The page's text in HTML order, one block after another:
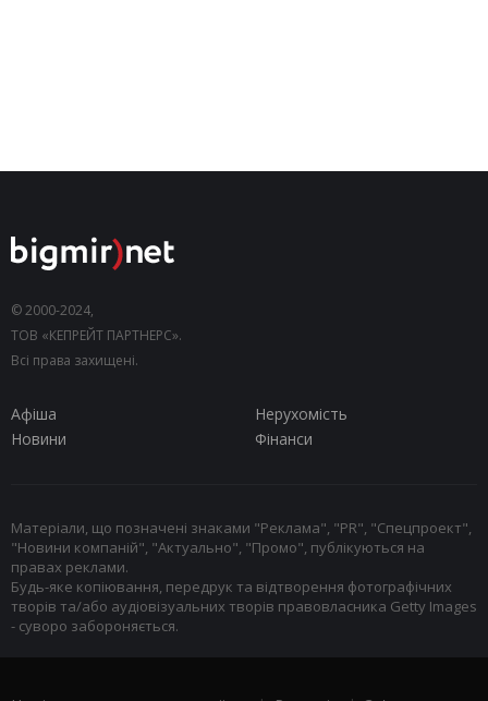
© 2000-2024,
ТОВ «КЕПРЕЙТ ПАРТНЕРС».
Всі права захищені.
Афіша
Нерухомість
Новини
Фінанси
Матеріали, що позначені знаками "Реклама", "PR", "Спецпроект",
"Новини компаній", "Актуально", "Промо", публікуються на
правах реклами.
Будь-яке копіювання, передрук та відтворення фотографічних
творів та/або аудіовізуальних творів правовласника Getty Images
- суворо забороняється.